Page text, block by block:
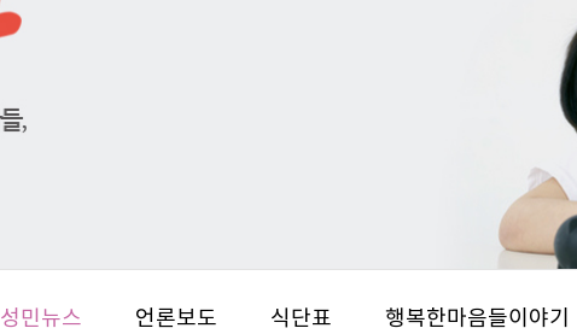
성민뉴스 언론보도 식단표 행복한마음들이야기